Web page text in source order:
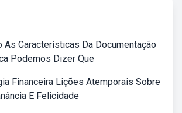
As Características Da Documentação
Podemos Dizer Que
Financeira Lições Atemporais Sobre
E Felicidade